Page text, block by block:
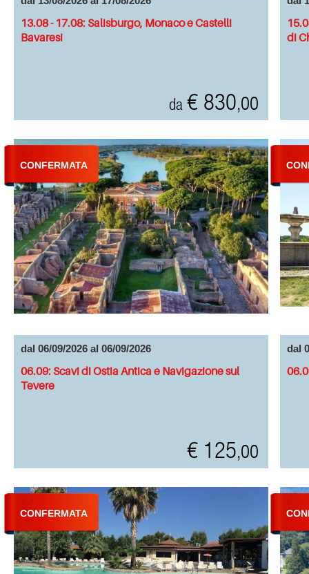
13.08 - 17.08: Salisburgo, Monaco e Castelli
Bavaresi
da € 830,00
di
dal 06/09/2026 al 06/09/2026
06.09: Scavi di Ostia Antica e Navigazione sul
Tevere
CONFERMATA
€ 125,00
dal
CONFERMATA